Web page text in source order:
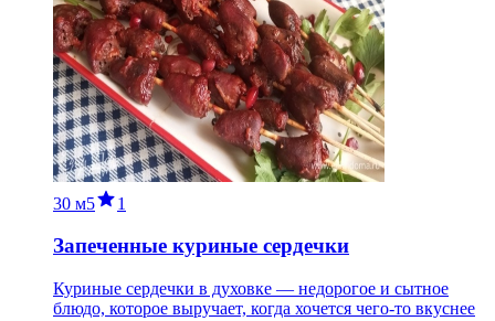
30 м5 1
Запеченные куриные сердечки
Куриные сердечки в духовке — недорогое и сытное
блюдо, которое выручает, когда хочется чего-то вкуснее